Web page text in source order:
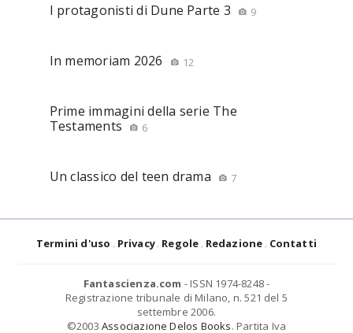
I protagonisti di Dune Parte 3 9
In memoriam 2026 12
Prime immagini della serie The
Testaments
6
Un classico del teen drama 7
Termini d'uso Privacy Regole Redazione Contatti
Fantascienza.com - ISSN 1974-8248 -
Registrazione tribunale di Milano, n. 521 del 5
settembre 2006.
©2003 Associazione Delos Books. Partita Iva